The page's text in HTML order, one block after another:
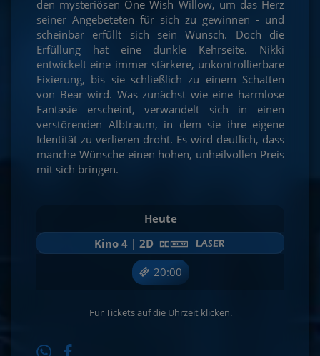
den mysteriösen One Wish Willow, um das Herz
seiner Angebeteten für sich zu gewinnen - und
scheinbar erfüllt sich sein Wunsch. Doch die
Erfüllung hat eine dunkle Kehrseite. Nikki
entwickelt eine immer stärkere, unkontrollierbare
Fixierung, bis sie schließlich zu einem Schatten
von Bear wird. Was zunächst wie eine harmlose
Fantasie erscheint, verwandelt sich in einen
verstörenden Albtraum, in dem sie ihre eigene
Identität zu verlieren droht. Es wird deutlich, dass
manche Wünsche einen hohen, unheilvollen Preis
mit sich bringen.
Heute
20:00
Kino 4 | 2D
Für Tickets auf die Uhrzeit klicken.